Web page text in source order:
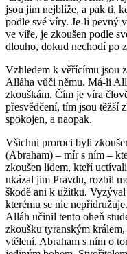
jsou jim nejblíže, a pak ti,
podle své víry. Je-li pevný
ve víře, je zkoušen podle
dlouho, dokud nechodí po
Vzhledem k věřícímu jsou
Alláha vůči němu. Má-li
zkouškám. Čím je víra
přesvědčení, tím jsou těžší
spokojen, a naopak.
Všichni proroci byli
(Abraham) – mír s ním –
zkoušen lidem, kteří
ukázal jim Pravdu, rozbil
škodě ani k užitku.
kterému se nic
Alláh učinil tento oheň
zkoušku tyranským
vtělení. Abraham s ním o